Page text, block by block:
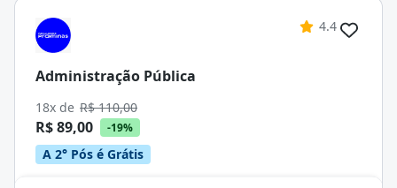
4.4
Administração Pública
18x de R$ 110,00
R$ 89,00 -19%
A 2° Pós é Grátis